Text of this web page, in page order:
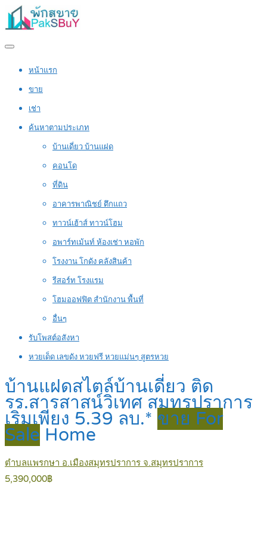
หน้าแรก
ขาย
เช่า
ค้นหาตามประเภท
บ้านเดี่ยว บ้านแฝด
คอนโด
ที่ดิน
อาคารพาณิชย์ ตึกแถว
ทาวน์เฮ้าส์ ทาวน์โฮม
อพาร์ทเม้นท์ ห้องเช่า หอพัก
โรงงาน โกดัง คลังสินค้า
รีสอร์ท โรงแรม
โฮมออฟฟิต สำนักงาน พื้นที่
อื่นๆ
รับโพสต์อสังหา
หวยเด็ด เลขดัง หวยฟรี หวยแม่นๆ สูตรหวย
บ้านแฝดสไตล์บ้านเดี่ยว ติด
รร.สารสาสน์วิเทศ สมุทรปราการ
เริ่มเพียง 5.39 ลบ.* ขาย For
Sale Home
ตำบลแพรกษา อ.เมืองสมุทรปราการ จ.สมุทรปราการ
5,390,000฿